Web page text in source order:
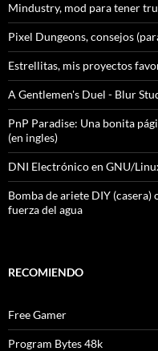
Mindustry, mod para tener
Pixel Dungeons, consejos
Estrellitas, mis proyectos
A Gentlemen's Duel - Blur
PnP Paradise: Una bonita
(en ingles)
DNI Electrónico en GNU/
Bomba de ariete DIY
fuerza del agua
RECOMIENDO
Free Gamer
Program Bytes 48k